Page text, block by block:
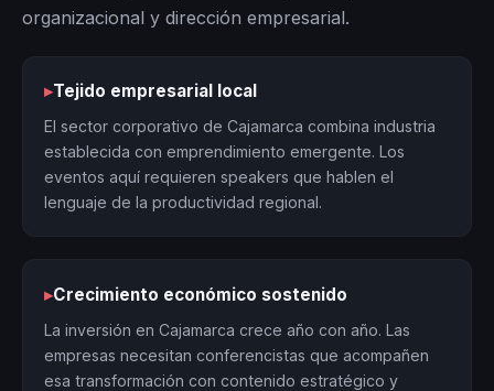
organizacional y dirección empresarial.
▸Tejido empresarial local
El sector corporativo de Cajamarca combina industria
establecida con emprendimiento emergente. Los
eventos aquí requieren speakers que hablen el
lenguaje de la productividad regional.
▸Crecimiento económico sostenido
La inversión en Cajamarca crece año con año. Las
empresas necesitan conferencistas que acompañen
esa transformación con contenido estratégico y